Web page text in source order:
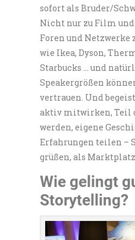
sofort als Bruder/
Nicht nur zu Film und
Foren und Netzwerke
wie Ikea, Dyson,
Starbucks … und
Speakergrößen
vertrauen. Und
aktiv mitwirken, Teil
werden, eigene
Erfahrungen teilen –
grüßen, als
Wie gelingt
Storytelling?